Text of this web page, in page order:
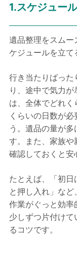
1.スケジュー
遺品整理をスムー
ケジュールを立て
行き当たりばった
り、途中で気力
は、全体でどれ
くらいの日数が
う。遺品の量が
す。また、家族や
確認しておくと安
たとえば、「初
と押し入れ」など
作業がぐっと効率
少しずつ片付け
るコツです。